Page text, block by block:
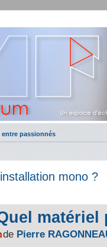
passionnés
mono ?
de Pierre